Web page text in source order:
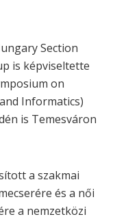
Section
is képviseltette
on
Informatics)
is Temesváron
a szakmai
és a női
a nemzetközi